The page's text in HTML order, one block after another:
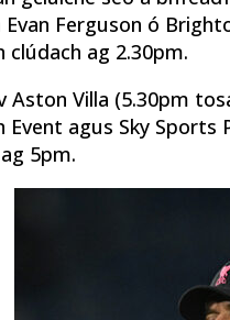
Ferguson ó
clúdach ag 2.30pm.
Aston Villa (5.30pm
Event agus Sky Sports
5pm.